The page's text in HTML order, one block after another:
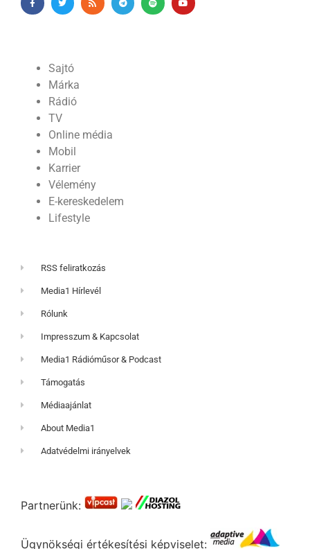
Sajtó
Márka
Rádió
TV
Online média
Mobil
Karrier
Vélemény
E-kereskedelem
Lifestyle
RSS feliratkozás
Media1 Hírlevél
Rólunk
Impresszum & Kapcsolat
Media1 Rádióműsor & Podcast
Támogatás
Médiaajánlat
About Media1
Adatvédelmi irányelvek
Partnerünk:
Ügynökségi értékesítési képviselet: